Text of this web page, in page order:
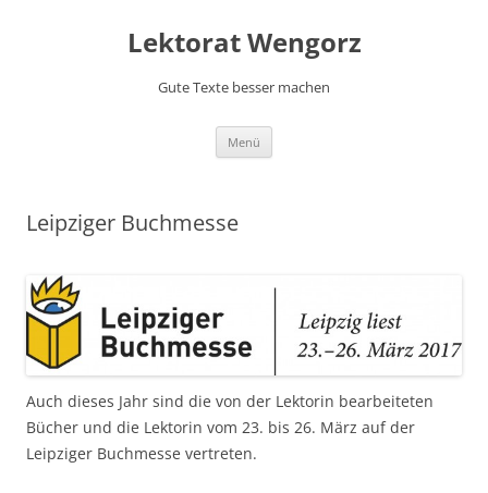
Lektorat Wengorz
Gute Texte besser machen
Menü
Leipziger Buchmesse
Auch dieses Jahr sind die von der Lektorin bearbeiteten
Bücher und die Lektorin vom 23. bis 26. März auf der
Leipziger Buchmesse vertreten.